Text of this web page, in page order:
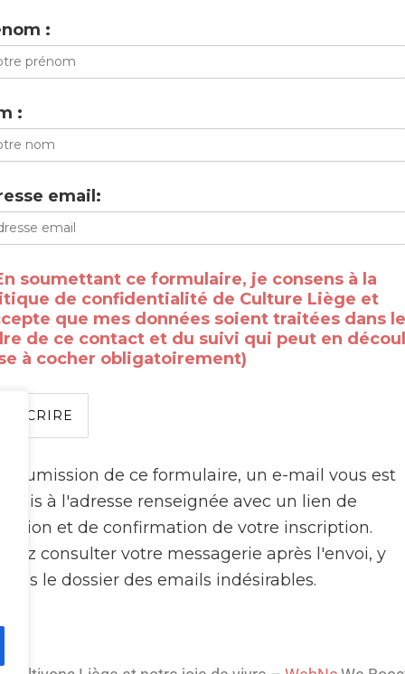
:
:
email:
soumettant ce formulaire, je consens à la
de confidentialité de Culture Liège et
que mes données soient traitées dans le
de ce contact et du suivi qui peut en
à cocher obligatoirement)
soumission de ce formulaire, un e-mail vous est
à l'adresse renseignée avec un lien de
et de confirmation de votre inscription.
consulter votre messagerie après l'envoi, y
le dossier des emails indésirables.